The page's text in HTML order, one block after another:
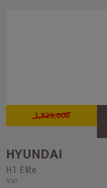
1,529,000
HYUNDAI
H1 Elite
Van